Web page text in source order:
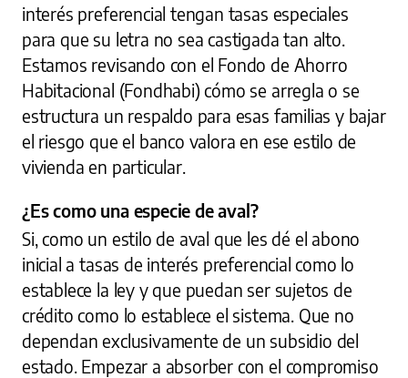
interés preferencial tengan tasas especiales
para que su letra no sea castigada tan alto.
Estamos revisando con el Fondo de Ahorro
Habitacional (Fondhabi) cómo se arregla o se
estructura un respaldo para esas familias y bajar
el riesgo que el banco valora en ese estilo de
vivienda en particular.
¿Es como una especie de aval?
Si, como un estilo de aval que les dé el abono
inicial a tasas de interés preferencial como lo
establece la ley y que puedan ser sujetos de
crédito como lo establece el sistema. Que no
dependan exclusivamente de un subsidio del
estado. Empezar a absorber con el compromiso